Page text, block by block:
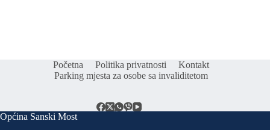
Početna Politika privatnosti
Kontakt
Parking mjesta za osobe sa invaliditetom
Općina Sanski Most